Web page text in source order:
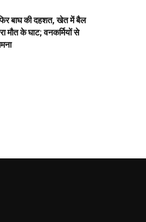
बाघ की दहशत, खेत में बैल
मौत के घाट; वनकर्मियों से